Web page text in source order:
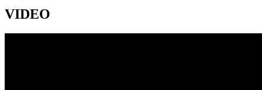
VIDEO